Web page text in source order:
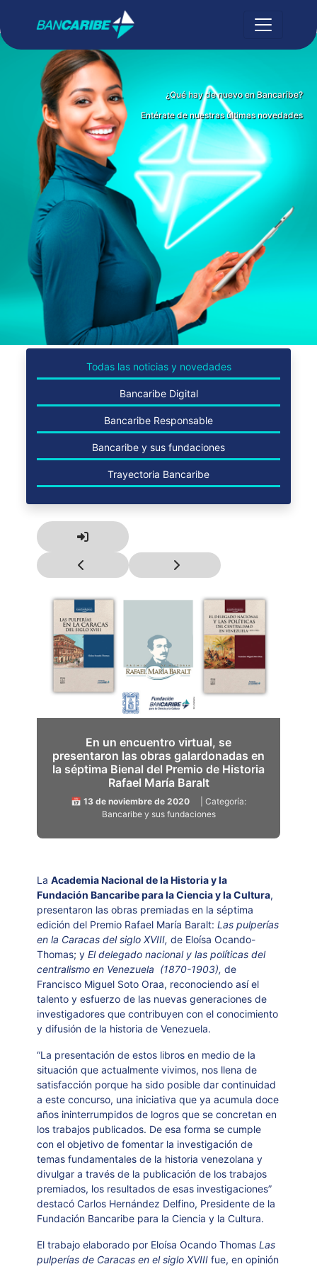
¿Qué hay de nuevo en Bancaribe?
Entérate de nuestras últimas novedades
Todas las noticias y novedades
Bancaribe Digital
Bancaribe Responsable
Bancaribe y sus fundaciones
Trayectoria Bancaribe
En un encuentro virtual, se
presentaron las obras galardonadas en
la séptima Bienal del Premio de Historia
Rafael María Baralt
📅 13 de noviembre de 2020
| Categoría:
Bancaribe y sus fundaciones
LaAcademia Nacional de la Historia y la
Fundación Bancaribe para la Ciencia y la Cultura,
presentaron las obras premiadas en la séptima
edición del Premio Rafael María Baralt:Las pulperías
en la Caracas del siglo XVIII, de Eloísa Ocando-
Thomas; yEl delegado nacional y las políticas del
centralismo en Venezuela (1870-1903),de
Francisco Miguel Soto Oraa, reconociendo así el
talento y esfuerzo de las nuevas generaciones de
investigadores que contribuyen con el conocimiento
y difusión de la historia de Venezuela.
“La presentación de estos libros en medio de la
situación que actualmente vivimos, nos llena de
satisfacción porque ha sido posible dar continuidad
a este concurso, una iniciativa que ya acumula doce
años ininterrumpidos de logros que se concretan en
los trabajos publicados. De esa forma se cumple
con el objetivo de fomentar la investigación de
temas fundamentales de la historia venezolana y
divulgar a través de la publicación de los trabajos
premiados, los resultados de esas investigaciones”
destacó Carlos Hernández Delfino, Presidente de la
Fundación Bancaribe para la Ciencia y la Cultura.
El trabajo elaborado por Eloísa Ocando ThomasLas
pulperías de Caracas en el siglo XVIII fue, en opinión